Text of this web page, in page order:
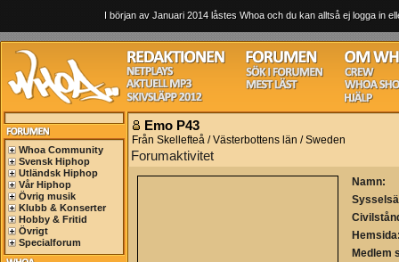
I början av Januari 2014 låstes Whoa och du kan alltså ej logga in
Whoa Community
Svensk Hiphop
Utländsk Hiphop
Vår Hiphop
Övrig musik
Klubb & Konserter
Hobby & Fritid
Övrigt
Specialforum
Emo P43
Från Skellefteå / Västerbottens län / Sweden
Forumaktivitet
Namn:
Medlem